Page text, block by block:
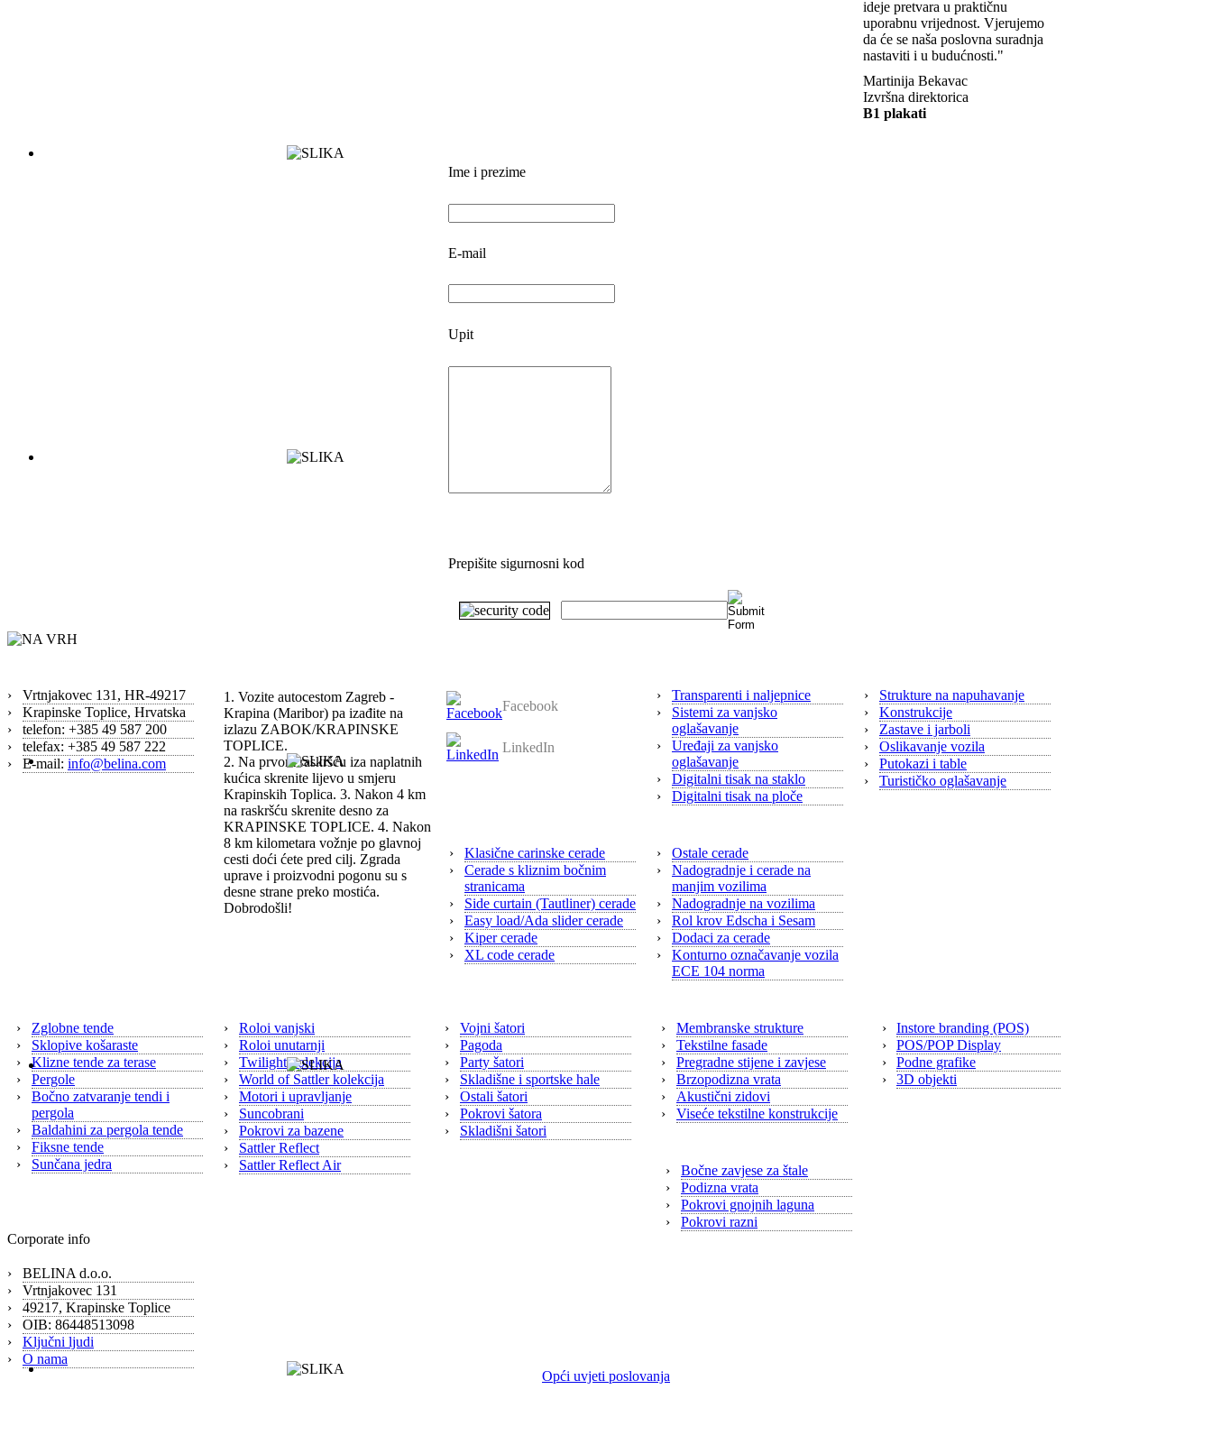
ideje pretvara u praktičnu
uporabnu vrijednost. Vjerujemo
da će se naša poslovna suradnja
nastaviti i u budućnosti."
Martinija Bekavac
Izvršna direktorica
B1 plakati
Ime i prezime
E-mail
Upit
Prepišite sigurnosni kod
›
Vrtnjakovec 131, HR-49217
›
Krapinske Toplice, Hrvatska
›
telefon: +385 49 587 200
›
telefax: +385 49 587 222
›
E-mail: info@belina.com
1. Vozite autocestom Zagreb -
Krapina (Maribor) pa izađite na
izlazu ZABOK/KRAPINSKE
TOPLICE.
2. Na prvom raskršću iza naplatnih
kućica skrenite lijevo u smjeru
Krapinskih Toplica. 3. Nakon 4 km
na raskršću skrenite desno za
KRAPINSKE TOPLICE. 4. Nakon
8 km kilometara vožnje po glavnoj
cesti doći ćete pred cilj. Zgrada
uprave i proizvodni pogonu su s
desne strane preko mostića.
Dobrodošli!
Facebook
LinkedIn
›
Transparenti i naljepnice
›
Sistemi za vanjsko
oglašavanje
›
Uređaji za vanjsko
oglašavanje
›
Digitalni tisak na staklo
›
Digitalni tisak na ploče
›
Strukture na napuhavanje
›
Konstrukcije
›
Zastave i jarboli
›
Oslikavanje vozila
›
Putokazi i table
›
Turističko oglašavanje
›
Klasične carinske cerade
›
Cerade s kliznim bočnim
stranicama
›
Side curtain (Tautliner) cerade
›
Easy load/Ada slider cerade
›
Kiper cerade
›
XL code cerade
›
Ostale cerade
›
Nadogradnje i cerade na
manjim vozilima
›
Nadogradnje na vozilima
›
Rol krov Edscha i Sesam
›
Dodaci za cerade
›
Konturno označavanje vozila
ECE 104 norma
›
Zglobne tende
›
Sklopive košaraste
›
Klizne tende za terase
›
Pergole
›
Bočno zatvaranje tendi i
pergola
›
Baldahini za pergola tende
›
Fiksne tende
›
Sunčana jedra
›
Roloi vanjski
›
Roloi unutarnji
›
Twilight kolekcija
›
World of Sattler kolekcija
›
Motori i upravljanje
›
Suncobrani
›
Pokrovi za bazene
›
Sattler Reflect
›
Sattler Reflect Air
›
Vojni šatori
›
Pagoda
›
Party šatori
›
Skladišne i sportske hale
›
Ostali šatori
›
Pokrovi šatora
›
Skladišni šatori
›
Membranske strukture
›
Tekstilne fasade
›
Pregradne stijene i zavjese
›
Brzopodizna vrata
›
Akustični zidovi
›
Viseće tekstilne konstrukcije
›
Instore branding (POS)
›
POS/POP Display
›
Podne grafike
›
3D objekti
›
Bočne zavjese za štale
›
Podizna vrata
›
Pokrovi gnojnih laguna
›
Pokrovi razni
Corporate info
›
BELINA d.o.o.
›
Vrtnjakovec 131
›
49217, Krapinske Toplice
›
OIB: 86448513098
›
Ključni ljudi
›
O nama
Opći uvjeti poslovanja